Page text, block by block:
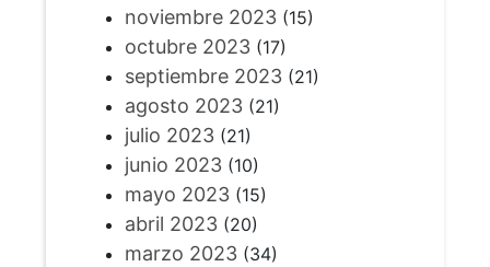
noviembre 2023(15)
octubre 2023(17)
septiembre 2023(21)
agosto 2023(21)
julio 2023(21)
junio 2023(10)
mayo 2023(15)
abril 2023(20)
marzo 2023(34)